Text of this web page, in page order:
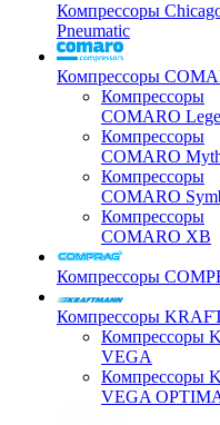
Компрессоры
Pneumatic
Компрессоры
Компрессоры
COMARO
Компрессоры
COMARO
Компрессоры
COMARO
Компрессоры
COMARO XB
Компрессоры
Компрессоры
Компрессоры
VEGA
Компрессоры
VEGA